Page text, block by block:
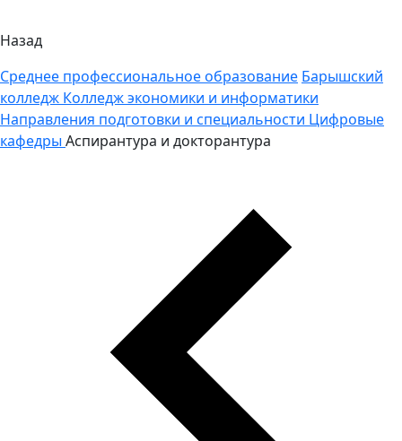
Назад
Среднее профессиональное образование Барышский
колледж Колледж экономики и информатики
Направления подготовки и специальности Цифровые
кафедры Аспирантура и докторантура